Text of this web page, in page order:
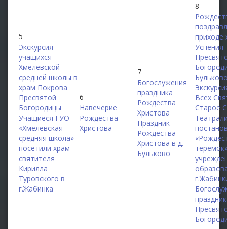
5
Экскурсия
учащихся
Хмелевской
средней школы в
храм Покрова
Пресвятой
Богородицы
Учащиеся ГУО
«Хмелевская
средняя школа»
посетили храм
святителя
Кирилла
Туровского в
г.Жабинка
6
Навечерие
Рождества
Христова
7
Богослужения
праздника
Рождества
Христова
Праздник
Рождества
Христова в д.
Бульково
8
приходе
Успения
Всех
Старое